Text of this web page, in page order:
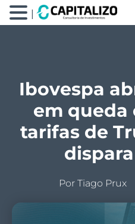
Ibovespa
em queda
tarifas de
dispara
Por Tiago Prux